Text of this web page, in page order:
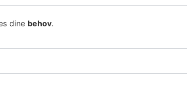
dine behov.